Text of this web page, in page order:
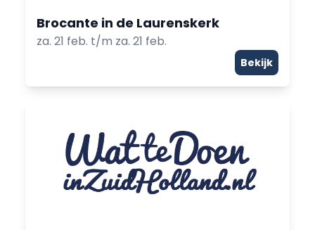
Brocante in de Laurenskerk
za. 21 feb. t/m za. 21 feb.
Bekijk